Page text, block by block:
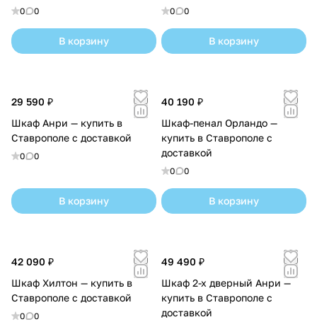
0 0
В корзину
0 0
В корзину
29 590 ₽
Шкаф Анри — купить в
Ставрополе с доставкой
0 0
В корзину
40 190 ₽
Шкаф-пенал Орландо —
купить в Ставрополе с
доставкой
0 0
В корзину
42 090 ₽
Шкаф Хилтон — купить в
Ставрополе с доставкой
0 0
49 490 ₽
Шкаф 2-х дверный Анри —
купить в Ставрополе с
доставкой